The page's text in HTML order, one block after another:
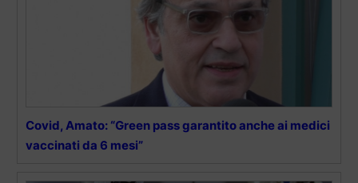
Covid, Amato: “Green pass garantito anche ai medici
vaccinati da 6 mesi”